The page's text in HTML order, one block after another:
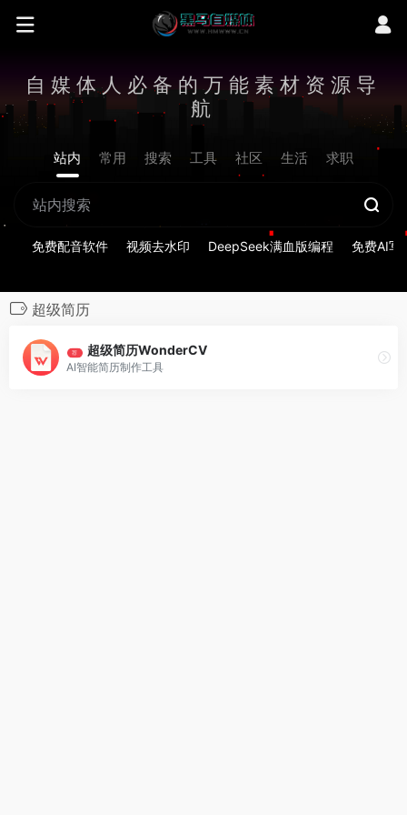
自媒体人必备的万能素材资源导
航
站内 常用 搜索 工具 社区 生活 求职
免费配音软件 视频去水印 DeepSeek满血版编程 免费AI写
超级简历
荐 超级简历WonderCV
AI智能简历制作工具